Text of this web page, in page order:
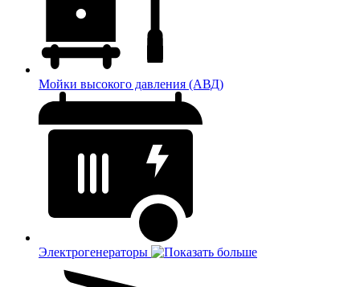
Мойки высокого давления (АВД)
Электрогенераторы